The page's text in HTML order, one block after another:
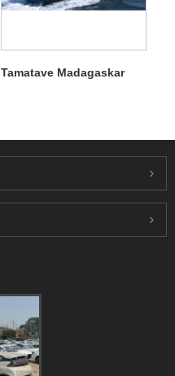
Tamatave Madagaskar